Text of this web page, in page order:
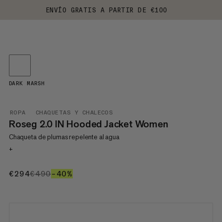
ENVÍO GRATIS A PARTIR DE €100
ROPA CHAQUETAS Y CHALECOS
Roseg 2.0 IN Hooded Jacket Women
Chaqueta de plumas repelente al agua
+
€294€294
€490€490
–40%
DARK MARSH